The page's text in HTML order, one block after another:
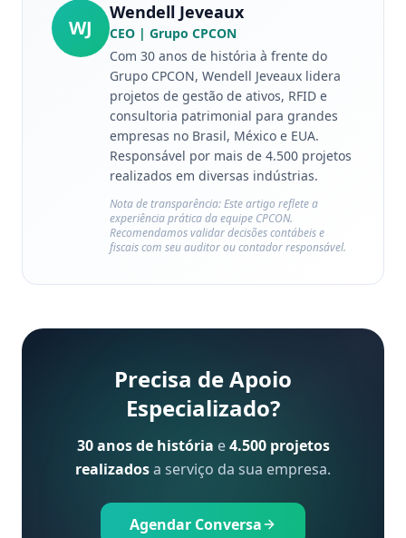
WJ
Wendell Jeveaux
CEO | Grupo CPCON
Com 30 anos de história à frente do
Grupo CPCON, Wendell Jeveaux lidera
projetos de gestão de ativos, RFID e
consultoria patrimonial para grandes
empresas no Brasil, México e EUA.
Responsável por mais de 4.500 projetos
realizados em diversas indústrias.
Nota de transparência: Este artigo reflete a
experiência prática da equipe CPCON.
Recomendamos validar decisões contábeis e
fiscais com seu auditor ou contador responsável.
Precisa de Apoio
Especializado?
30 anos de história e4.500 projetos
realizadosa serviço da sua empresa.
Agendar Conversa